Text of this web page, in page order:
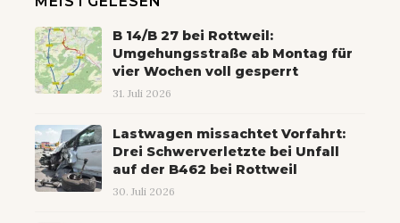
B 14/B 27 bei Rottweil:
Umgehungsstraße ab Montag für
vier Wochen voll gesperrt
31. Juli 2026
Lastwagen missachtet Vorfahrt:
Drei Schwerverletzte bei Unfall
auf der B462 bei Rottweil
30. Juli 2026